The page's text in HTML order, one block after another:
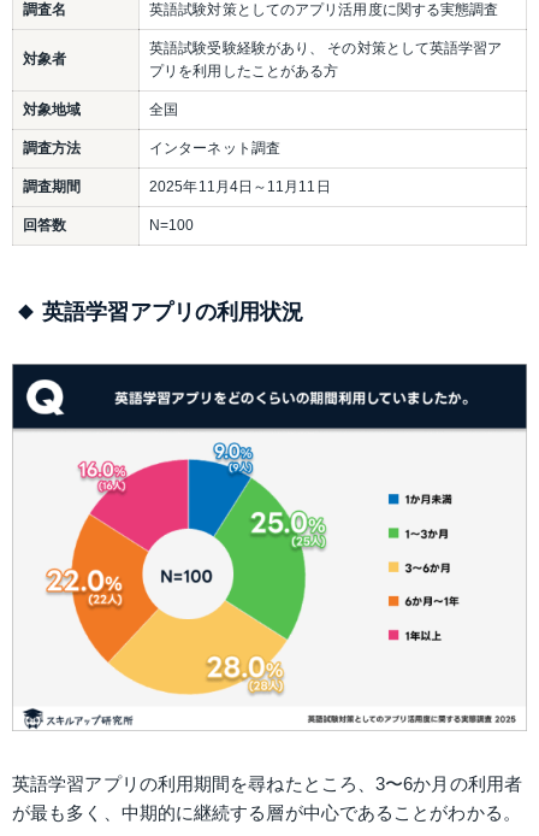
調査名 英語試験対策としてのアプリ活用度に関する実態調査
対象者
英語試験受験経験があり、 その対策として英語学習ア
プリを利用したことがある方
対象地域 全国
調査方法 インターネット調査
調査期間 2025年11月4日～11月11日
回答数 N=100
英語学習アプリの利用状況
英語学習アプリの利用期間を尋ねたところ、3〜6か月の利用者
が最も多く、中期的に継続する層が中心であることがわかる。